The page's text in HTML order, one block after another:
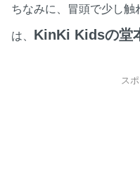
ちなみに、冒頭で少し
は、 KinKi Kidsの堂
ス